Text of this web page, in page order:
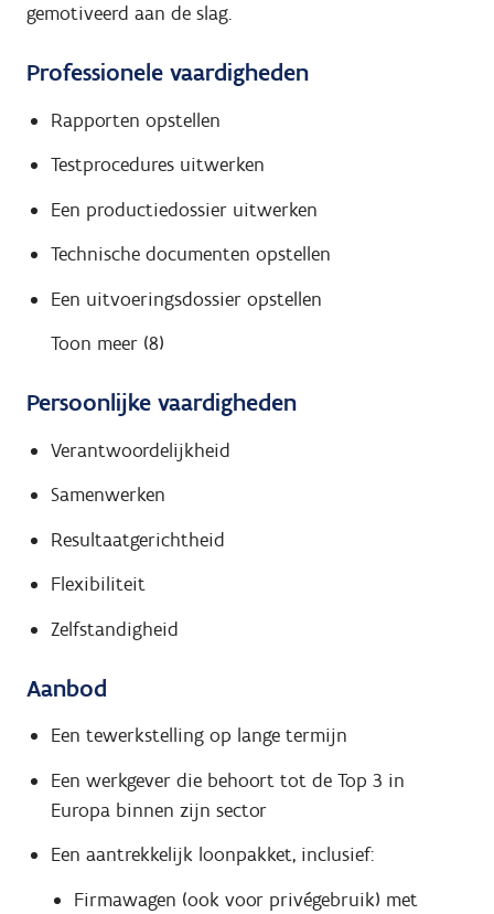
gemotiveerd aan de slag.
Professionele vaardigheden
Rapporten opstellen
Testprocedures uitwerken
Een productiedossier uitwerken
Technische documenten opstellen
Een uitvoeringsdossier opstellen
Toon meer (8)
Persoonlijke vaardigheden
Verantwoordelijkheid
Samenwerken
Resultaatgerichtheid
Flexibiliteit
Zelfstandigheid
Aanbod
Een tewerkstelling op lange termijn
Een werkgever die behoort tot de Top 3 in
Europa binnen zijn sector
Een aantrekkelijk loonpakket, inclusief:
Firmawagen (ook voor privégebruik) met